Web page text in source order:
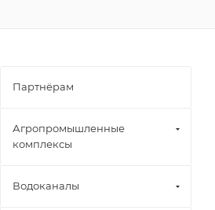
Партнёрам
Агропромышленные
комплексы
Водоканалы